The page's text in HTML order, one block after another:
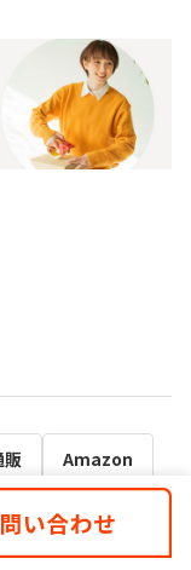
販 Amazon
トシステム
集客